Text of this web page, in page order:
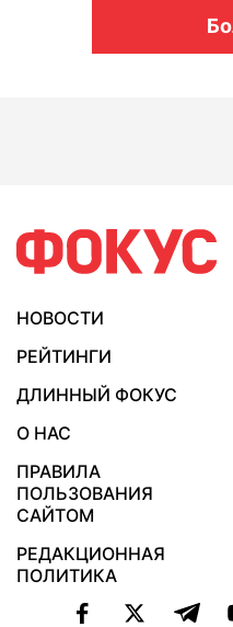
НОВОСТИ
РЕЙТИНГИ
ДЛИННЫЙ ФОКУС
О НАС
ПРАВИЛА
ПОЛЬЗОВАНИЯ
САЙТОМ
РЕДАКЦИОННАЯ
ПОЛИТИКА